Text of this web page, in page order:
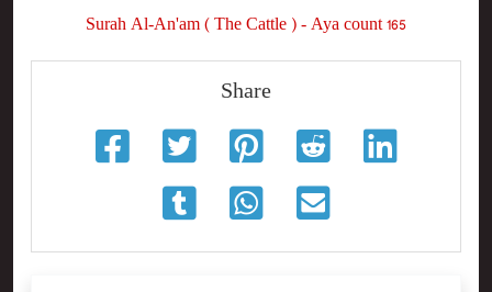
Surah Al-An'am ( The Cattle ) - Aya count 165
Share